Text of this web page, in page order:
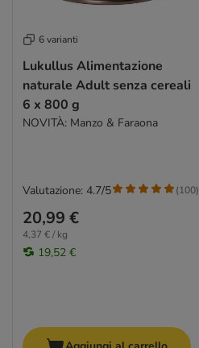
6 varianti
Lukullus Alimentazione
naturale Adult senza cereali
6 x 800 g
NOVITÀ: Manzo & Faraona
20,99 €
4,37 € / kg
19,52 €
Valutazione: 4.7/5 (100)